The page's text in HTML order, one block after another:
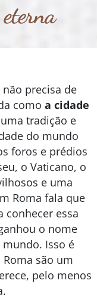
precisa de
como a cidade
tradição e
do mundo
foros e prédios
o Vaticano, o
e uma
Roma fala que
conhecer essa
o nome
mundo. Isso é
são um
pelo menos